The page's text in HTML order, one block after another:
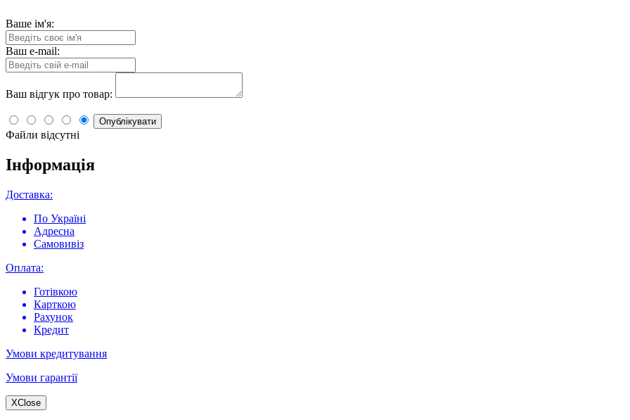
Ваше ім'я:
Ваш e-mail:
Ваш відгук про товар:
Опублікувати
Файли відсутні
Інформація
Доставка:
По Україні
Адресна
Самовивіз
Оплата:
Готівкою
Карткою
Рахунок
Кредит
Умови кредитування
Умови гарантії
XClose